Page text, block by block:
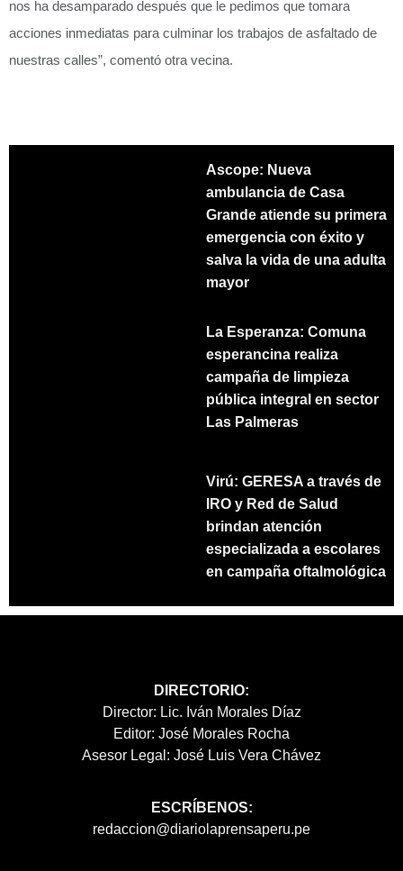
nos ha desamparado después que le pedimos que tomara
acciones inmediatas para culminar los trabajos de asfaltado de
nuestras calles”, comentó otra vecina.
Ascope: Nueva
ambulancia de Casa
Grande atiende su primera
emergencia con éxito y
salva la vida de una adulta
mayor
La Esperanza: Comuna
esperancina realiza
campaña de limpieza
pública integral en sector
Las Palmeras
Virú: GERESA a través de
IRO y Red de Salud
brindan atención
especializada a escolares
en campaña oftalmológica
DIRECTORIO:
Director: Lic. Iván Morales Díaz
Editor: José Morales Rocha
Asesor Legal: José Luis Vera Chávez
ESCRÍBENOS:
redaccion@diariolaprensaperu.pe